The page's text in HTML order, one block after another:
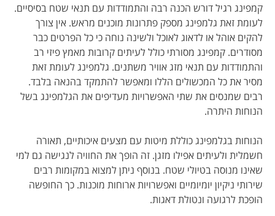
קמפינג רגיל דורש הכנה רבה והתמודדות עם תנאי שטח בסיסיים.
לעומת זאת גלמפינג מספק פתרונות מוכנים מראש. אין צורך
להקים אוהל או לדאוג לאוכל ולשינה נוחה כי כל הפרטים כבר
מסודרים. קמפינג מסורתי כולל לעיתים קרובות מאמץ פיזי רב
והתמודדות עם תנאי מזג אוויר משתנים. גלמפינג לעומת זאת
מסיר את כל המכשולים הללו ומאפשר להתמקד בהנאה בלבד.
רבים שמנסים את שתי האפשרויות מעדיפים את הגלמפינג בשל
הנוחות היתרה.
הנוחות בגלמפינג כוללת מיטות עם מצעים איכותיים, תאורה
חשמלית ולעיתים אפילו מזגן. זה הופך את החוויה לנגישה גם למי
שאינו מנוסה בטיולי שטח. בנוסף ניתן למצוא במקומות רבים
שירותי ניקיון יומיומיים ואפשרויות ארוחות מוכנות. כך החופשה
הופכת לרגועה ונטולת דאגות.